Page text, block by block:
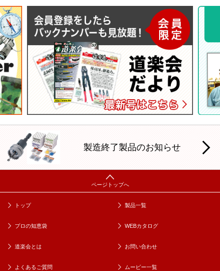
製造終了製品のお知らせ
トップ 製品一覧
プロの知恵袋 WEBカタログ
道楽会とは お問い合わせ
よくあるご質問 ムービー一覧